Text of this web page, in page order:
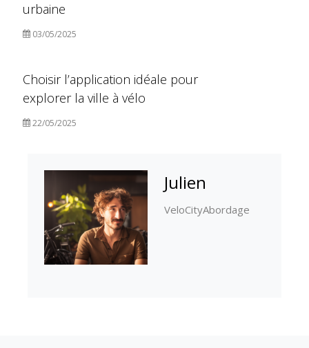
urbaine
03/05/2025
Choisir l’application idéale pour
explorer la ville à vélo
22/05/2025
Julien
VeloCityAbordage